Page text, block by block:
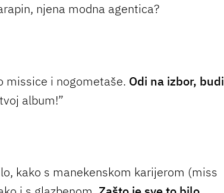
njena modna agentica?
missice i nogometaše. Odi na izbor, budi
album!”
kako s manekenskom karijerom (miss